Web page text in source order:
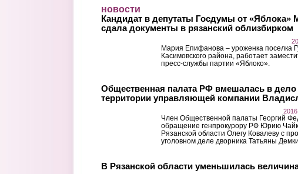
новости
Кандидат в депутаты Госдумы от «Яблока»
сдала документы в рязанский облизбирком
Мария Епифанова – уроженка поселка
Касимовского района, работает
пресс-службы партии «Яблоко».
Общественная палата РФ вмешалась в
территории управляющей компании
Член Общественной палаты Георгий
обращение генпрокурору РФ Юрию
Рязанской области Олегу Ковалеву с
уголовном деле дворника Татьяны
В Рязанской области уменьшилась